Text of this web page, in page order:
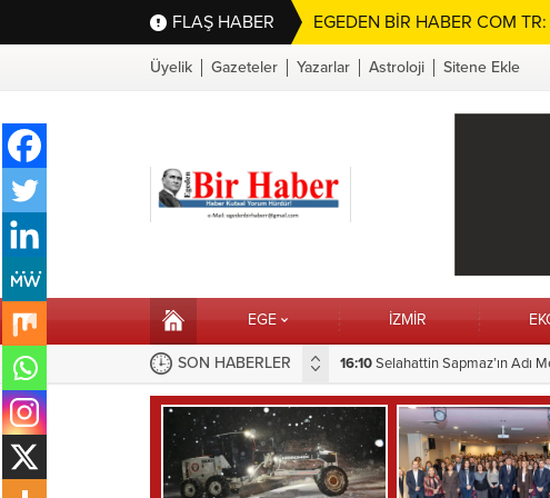
FLAŞ HABER EGEDEN BİR HABER COM
Üyelik Gazeteler Yazarlar Astroloji Sitene Ekle
EGE İZMİR
SON HABERLER
Sonsuza Dek Yaşayacak 15:28Hilvan’da Çocuk Oyun